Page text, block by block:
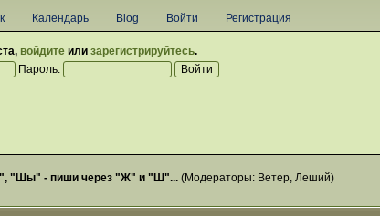
Календарь Blog Войти Регистрация
войдитеили зарегистрируйтесь.
Пароль:
"Шы" - пиши через "Ж" и "Ш"...(Модераторы: Ветер, Леший)